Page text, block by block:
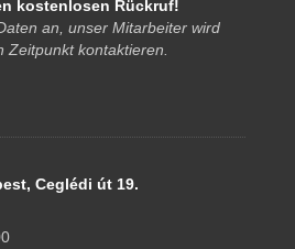
kostenlosen Rückruf!
an, unser Mitarbeiter wird
Zeitpunkt kontaktieren.
Ceglédi út 19.